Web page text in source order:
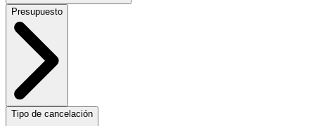
Presupuesto
Tipo de cancelación